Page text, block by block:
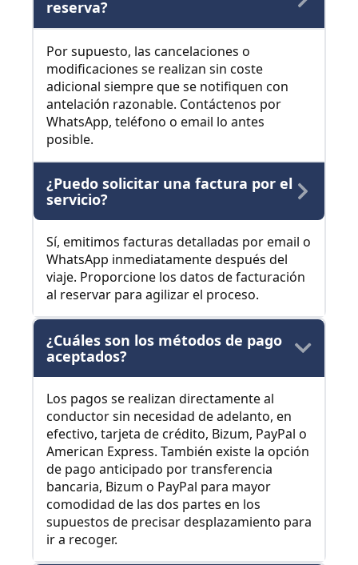
reserva?
Por supuesto, las cancelaciones o
modificaciones se realizan sin coste
adicional siempre que se notifiquen con
antelación razonable. Contáctenos por
WhatsApp, teléfono o email lo antes
posible.
¿Puedo solicitar una factura por el
servicio?
Sí, emitimos facturas detalladas por email o
WhatsApp inmediatamente después del
viaje. Proporcione los datos de facturación
al reservar para agilizar el proceso.
¿Cuáles son los métodos de pago
aceptados?
Los pagos se realizan directamente al
conductor sin necesidad de adelanto, en
efectivo, tarjeta de crédito, Bizum, PayPal o
American Express. También existe la opción
de pago anticipado por transferencia
bancaria, Bizum o PayPal para mayor
comodidad de las dos partes en los
supuestos de precisar desplazamiento para
ir a recoger.